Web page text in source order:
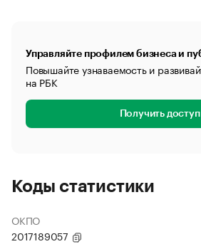
Управляйте профилем бизнеса и
Повышайте узнаваемость и
на РБК
Получить доступ
Коды статистики
ОКПО
2017189057